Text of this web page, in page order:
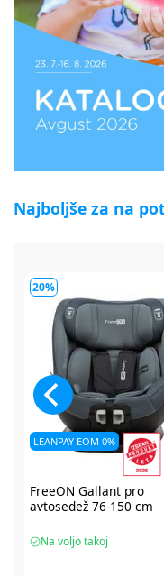
Najboljše za na
54 €
BeSafe Go Beyond2
avtosedež 40-87 cm
Dobavljivo